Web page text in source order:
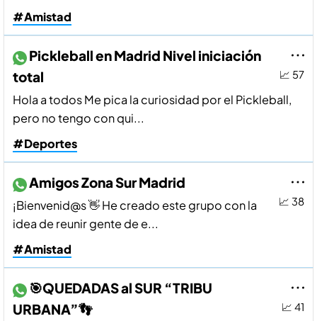
#Amistad
📈 57
Pickleball en Madrid Nivel iniciación
total
Hola a todos Me pica la curiosidad por el Pickleball,
pero no tengo con qui...
#Deportes
📈 38
Amigos Zona Sur Madrid
¡Bienvenid@s 👋 He creado este grupo con la
idea de reunir gente de e...
#Amistad
📈 41
🎯QUEDADAS al SUR “TRIBU
URBANA”👣